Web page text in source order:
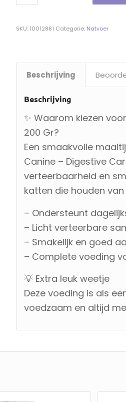
SKU: 10012881 Categorie: Natvoer
Beschrijving
Beschrijving
✨ Waarom kiezen
200 Gr?
Een smaakvolle
Canine – Digestive
verteerbaarheid en
katten die houden
– Ondersteunt
– Licht verteerbare
– Smakelijk en goed
– Complete voeding
💡 Extra leuk weetje
Deze voeding is als
voedzaam en altijd